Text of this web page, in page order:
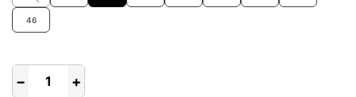
46
− +